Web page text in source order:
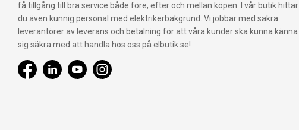
få tillgång till bra service både före, efter och mellan köpen. I vår butik hittar
du även kunnig personal med elektrikerbakgrund. Vi jobbar med säkra
leverantörer av leverans och betalning för att våra kunder ska kunna känna
sig säkra med att handla hos oss på elbutik.se!